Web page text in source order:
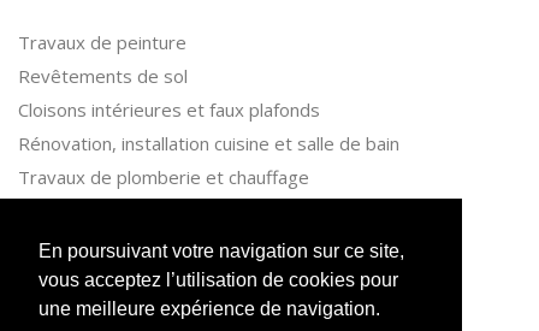
En poursuivant votre navigation sur ce site,
vous acceptez l’utilisation de cookies pour
une meilleure expérience de navigation.
Travaux de peinture
Revêtements de sol
Cloisons intérieures et faux plafonds
Rénovation, installation cuisine et salle de bain
Travaux de plomberie et chauffage